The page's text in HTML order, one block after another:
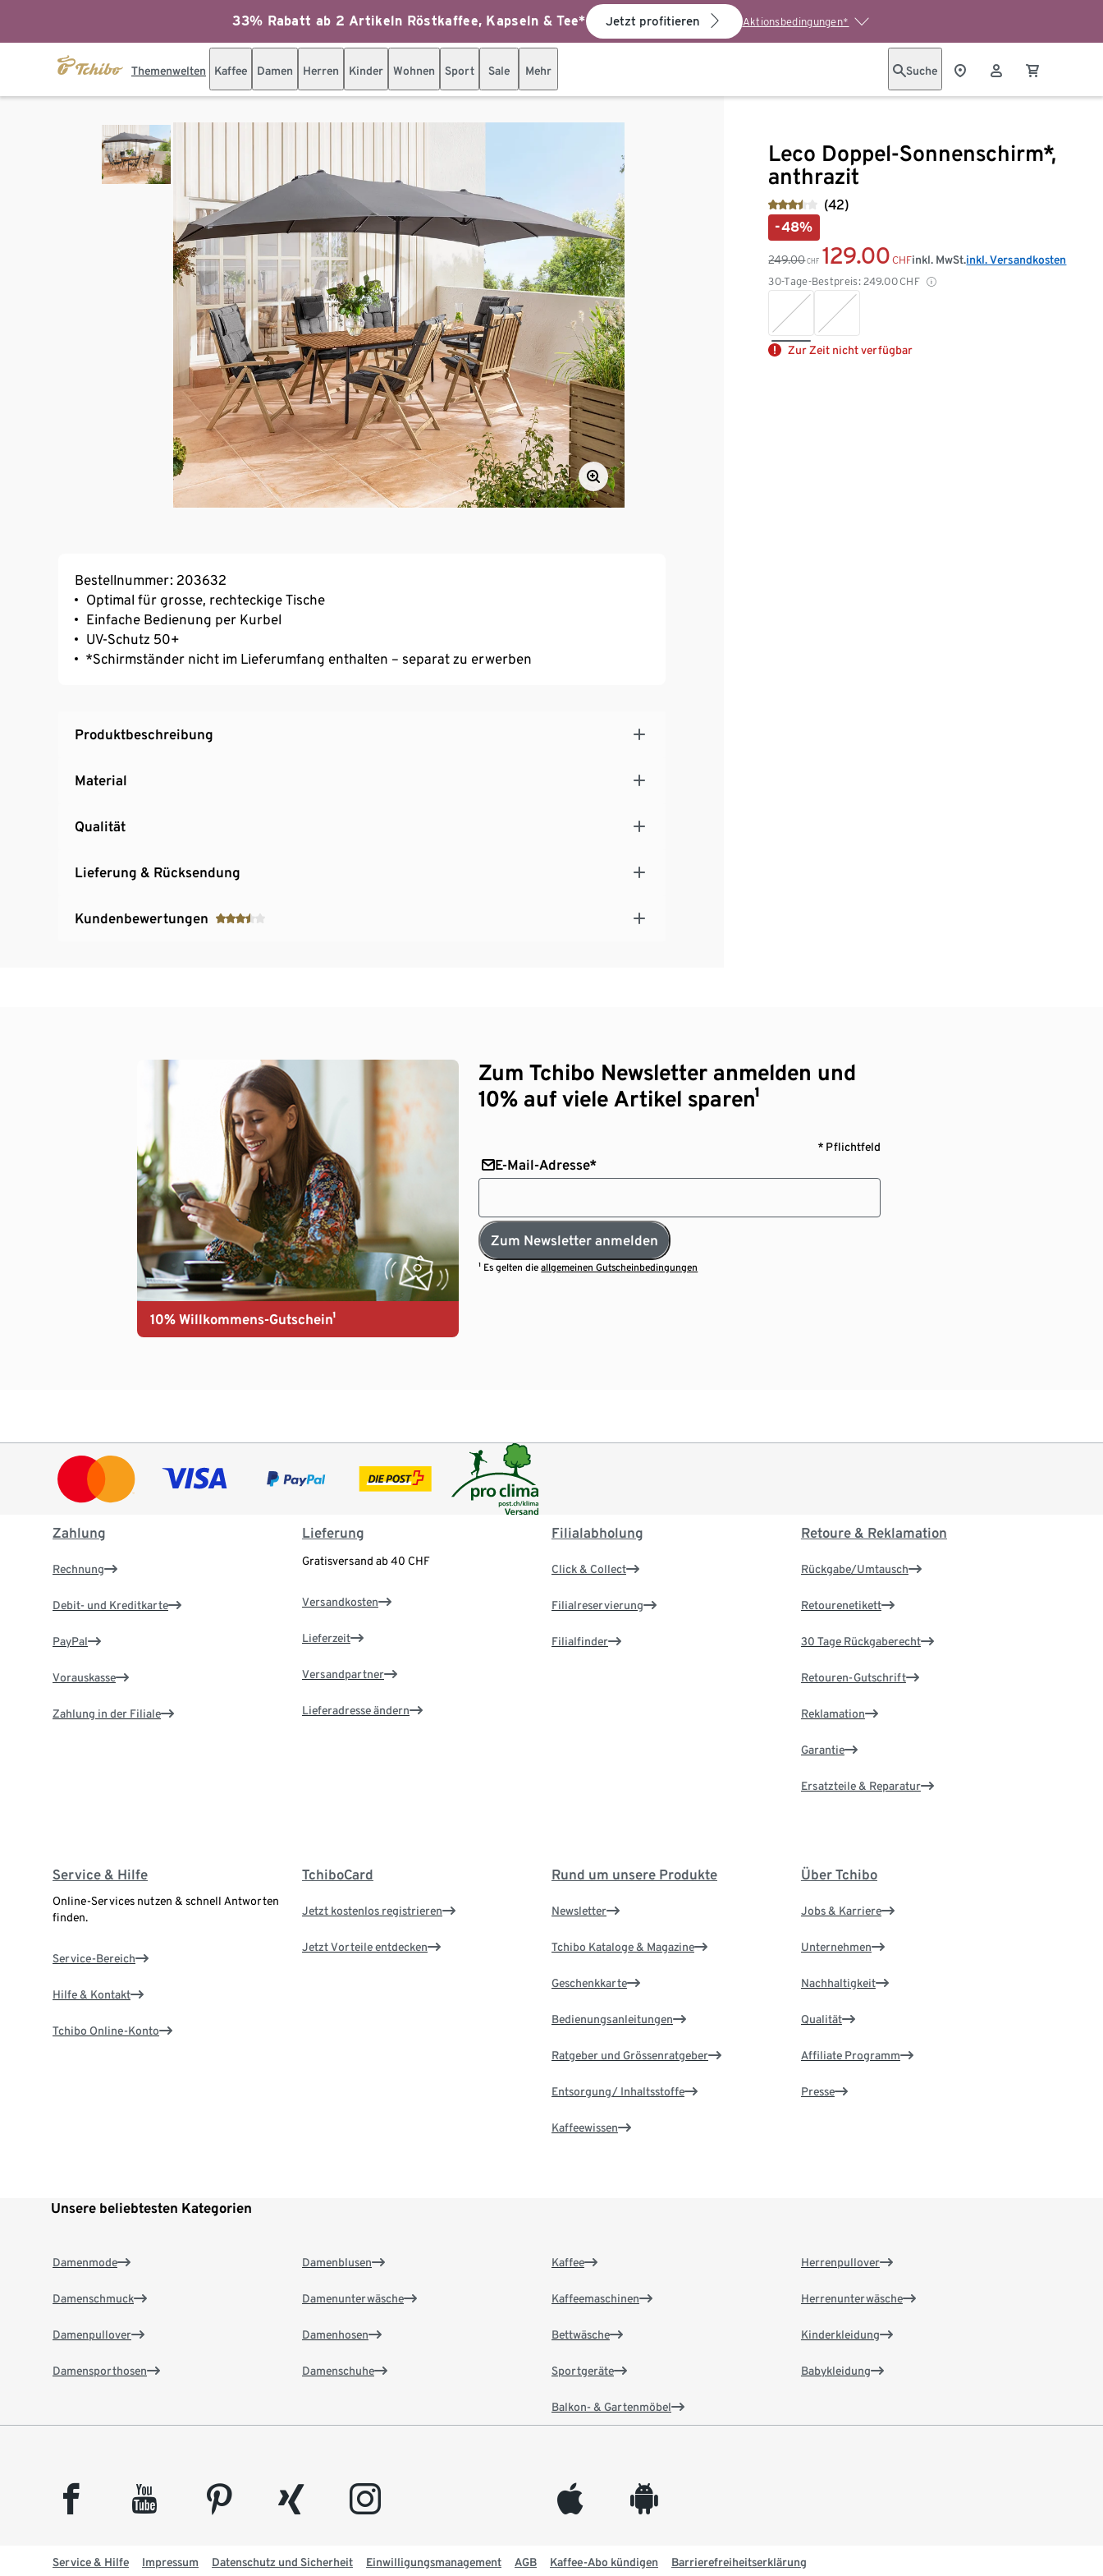
33% Rabatt ab 2 Artikeln Röstkaffee, Kapseln & Tee* Jetzt profitieren Aktionsbedingungen*
Themenwelten Kaffee Damen Herren Kinder Wohnen Sport Sale Mehr Suche
Leco Doppel-Sonnenschirm*,
anthrazit
(42)
-48%
249.00 CHF 129.00 CHF
30-Tage-Bestpreis: 249.00CHF
inkl. MwSt.inkl. Versandkosten
Zur Zeit nicht verfügbar
Bestellnummer: 203632
Optimal für grosse, rechteckige Tische
Einfache Bedienung per Kurbel
UV-Schutz 50+
*Schirmständer nicht im Lieferumfang enthalten – separat zu erwerben
Produktbeschreibung
Material
Qualität
Lieferung & Rücksendung
Kundenbewertungen
10% Willkommens-Gutschein¹
Zum Tchibo Newsletter anmelden und
10% auf viele Artikel sparen¹
* Pflichtfeld
E-Mail-Adresse*
Zum Newsletter anmelden
¹ Es gelten dieallgemeinen Gutscheinbedingungen
Zahlung
Rechnung
Debit- und Kreditkarte
PayPal
Vorauskasse
Zahlung in der Filiale
Lieferung
Gratisversand ab 40 CHF
Versandkosten
Lieferzeit
Versandpartner
Lieferadresse ändern
Filialabholung
Click & Collect
Filialreservierung
Filialfinder
Retoure & Reklamation
Rückgabe/Umtausch
Retourenetikett
30 Tage Rückgaberecht
Retouren-Gutschrift
Reklamation
Garantie
Ersatzteile & Reparatur
Service & Hilfe
Online-Services nutzen & schnell Antworten
finden.
Service-Bereich
Hilfe & Kontakt
Tchibo Online-Konto
TchiboCard
Jetzt kostenlos registrieren
Jetzt Vorteile entdecken
Rund um unsere Produkte
Newsletter
Tchibo Kataloge & Magazine
Geschenkkarte
Bedienungsanleitungen
Ratgeber und Grössenratgeber
Entsorgung/ Inhaltsstoffe
Kaffeewissen
Über Tchibo
Jobs & Karriere
Unternehmen
Nachhaltigkeit
Qualität
Affiliate Programm
Presse
Unsere beliebtesten Kategorien
Damenmode
Damenschmuck
Damenpullover
Damensporthosen
Damenblusen
Damenunterwäsche
Damenhosen
Damenschuhe
Kaffee
Kaffeemaschinen
Bettwäsche
Sportgeräte
Balkon- & Gartenmöbel
Herrenpullover
Herrenunterwäsche
Kinderkleidung
Babykleidung
facebook youtube pinterest xing instagram appleinc android
Service & Hilfe Impressum Datenschutz und Sicherheit Einwilligungsmanagement AGB Kaffee-Abo kündigen Barrierefreiheitserklärung